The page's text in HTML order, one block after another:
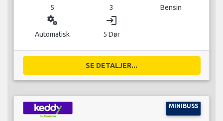
5 3 Bensin
miscellaneous_services
Automatisk
login
5 Dør
SE DETALJER...
MINIBUSS